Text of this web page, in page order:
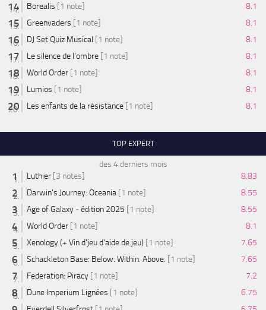
Borealis [1 note]
8.1
Greenvaders [1 note]
8.1
DJ Set Quiz Musical [1 note]
8.1
Le silence de l'ombre [1 note]
8.1
World Order [1 note]
8.1
Lumios [1 note]
8.1
Les enfants de la résistance [1 note] 8.1
TOP EXPERT
des 4 derniers mois
Luthier [3 notes]
8.83
Darwin's Journey: Oceania [1 note]
8.55
Age of Galaxy - édition 2025 [1 note]
8.55
World Order [1 note]
8.1
Xenology (+ Vin d'jeu d'aide de jeu) [1 note]
7.65
Schackleton Base: Below. Within. Above. [1 note]
7.65
Federation: Piracy [1 note]
7.2
Dune Imperium Lignées [1 note]
6.75